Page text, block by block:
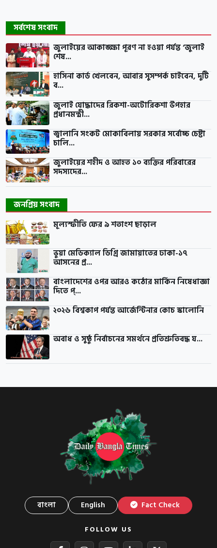
সর্বশেষ সংবাদ
জুলাইয়ের আকাঙ্ক্ষা পূরণ না হওয়া পর্যন্ত ‘জুলাই
শেষ...
হাসিনা কার্ড খেলবেন, আবার সুসম্পর্ক চাইবেন, দুটি
ব...
জুলাই যোদ্ধাদের রিকশা-অটোরিকশা উপহার
প্রধানমন্ত্রী...
জ্বালানি সংকট মোকাবিলায় সরকার সর্বোচ্চ চেষ্টা
চালি...
জুলাইয়ের শহীদ ও আহত ১০ ব্যক্তির পরিবারের
সদস্যদের...
জনপ্রিয় সংবাদ
মূল্যস্ফীতি ফের ৯ শতাংশ ছাড়াল
ভুয়া মেডিক্যাল ডিগ্রি জামায়াতের ঢাকা-১৭
আসনের প্র...
বাংলাদেশের ওপর আরও কঠোর মার্কিন নিষেধাজ্ঞা
দিতে প্...
২০২৬ বিশ্বকাপ পর্যন্ত আর্জেন্টিনার কোচ স্কালোনি
অবাধ ও সুষ্ঠু নির্বাচনের সমর্থনে প্রতিশ্রুতিবদ্ধ য...
বাংলা English Fact Check
FOLLOW US